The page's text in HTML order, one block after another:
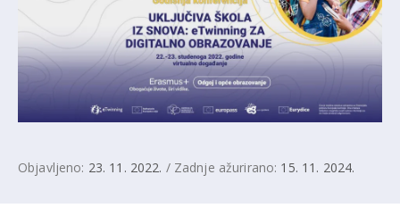
Objavljeno: 23. 11. 2022. / Zadnje ažurirano: 15. 11. 2024.